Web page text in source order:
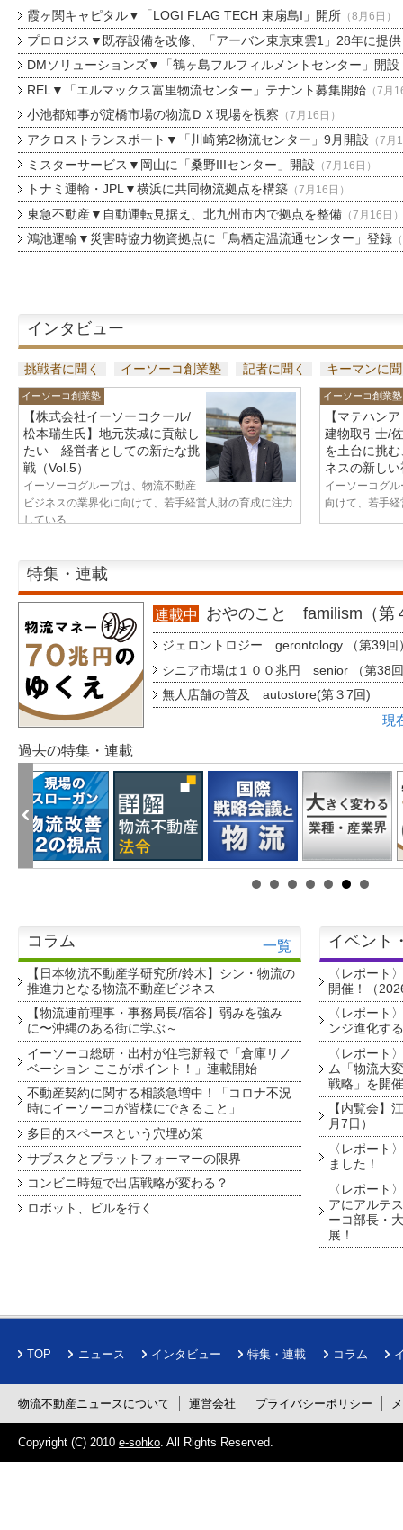
霞ヶ関キャピタル▼「LOGI FLAG TECH 東扇島I」開所（8月6日）
プロロジス▼既存設備を改修、「アーバン東京東雲1」28年に提供
DMソリューションズ▼「鶴ヶ島フルフィルメントセンター」開設
REL▼「エルマックス富里物流センター」テナント募集開始（7月
小池都知事が淀橋市場の物流ＤＸ現場を視察 （7月16日）
アクロストランスポート▼「川崎第2物流センター」9月開設 （7月
ミスターサービス▼岡山に「桑野IIIセンター」開設 （7月16日）
トナミ運輸・JPL▼横浜に共同物流拠点を構築（7月16日）
東急不動産▼自動運転見据え、北九州市内で拠点を整備（7月16日）
鴻池運輸▼災害時協力物資拠点に「鳥栖定温流通センター」登録
インタビュー
挑戦者に聞く イーソーコ創業塾 記者に聞く キーマンに
イーソーコ創業塾
【株式会社イーソーコクール/
松本瑞生氏】地元茨城に貢献し
たい—経営者としての新たな挑
戦（Vol.5）
イーソーコグループは、物流不動産
ビジネスの業界化に向けて、若手経営人財の育成に注力
している...
イーソーコ創業塾
【マテハン
建物取引士/
を土台に挑
ネスの新し
イーソーコグ
向けて、若手
特集・連載
連載中 おやのこと familism（第
ジェロントロジー gerontology （第39回
シニア市場は１００兆円 senior （第38
無人店舗の普及 autostore(第３7回)
現
過去の特集・連載
コラム 一覧
【日本物流不動産学研究所/鈴木】シン・物流の
推進力となる物流不動産ビジネス
【物流連前理事・事務局長/宿谷】弱みを強み
に〜沖縄のある街に学ぶ～
イーソーコ総研・出村が住宅新報で「倉庫リノ
ベーション ここがポイント！」連載開始
不動産契約に関する相談急増中！「コロナ不況
時にイーソーコが皆様にできること」
多目的スペースという穴埋め策
サブスクとプラットフォーマーの限界
コンビニ時短で出店戦略が変わる？
ロボット、ビルを行く
イベント
〈レポート
開催！（
〈レポート
ンジ進化す
〈レポート
ム「物流大
戦略」を開
【内覧会】
月7日）
〈レポート
ました！
〈レポート
アにアルテ
ーコ部長・
展！
TOP ニュース インタビュー 特集・連載 コラム
物流不動産ニュースについて 運営会社 プライバシーポリシー
Copyright (C) 2010 e-sohko . All Rights Reserved.